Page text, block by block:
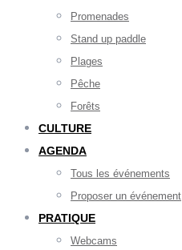
Promenades
Stand up paddle
Plages
Pêche
Forêts
CULTURE
AGENDA
Tous les événements
Proposer un événement
PRATIQUE
Webcams